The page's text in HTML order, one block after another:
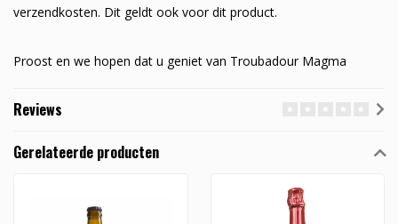
verzendkosten. Dit geldt ook voor dit product.
Proost en we hopen dat u geniet van Troubadour Magma
Reviews
Gerelateerde producten